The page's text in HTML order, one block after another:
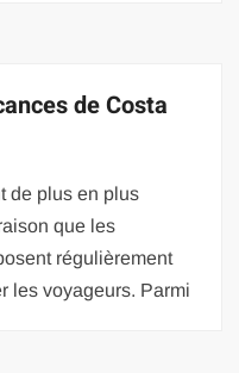
de Costa
de plus en plus
que les
régulièrement
les voyageurs. Parmi